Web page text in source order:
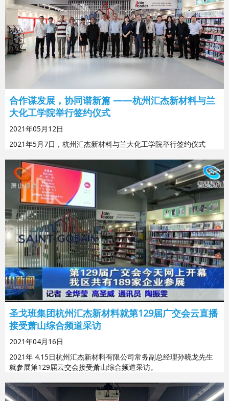
合作谋发展，协同谱新篇 ——杭州汇杰新材料与兰
大化工学院举行签约仪式
2021年05月12日
2021年5月7日，杭州汇杰新材料与兰大化工学院举行签约仪式
圣戈班集团杭州汇杰新材料就第129届广交会云直播
接受萧山综合频道采访
2021年04月16日
2021年 4.15日杭州汇杰新材料有限公司常务副总经理孙晓龙先生
就参展第129届云交会接受萧山综合频道采访。